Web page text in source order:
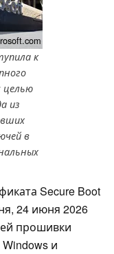
к
целью
из
в
Secure Boot
24 июня 2026
прошивки
и